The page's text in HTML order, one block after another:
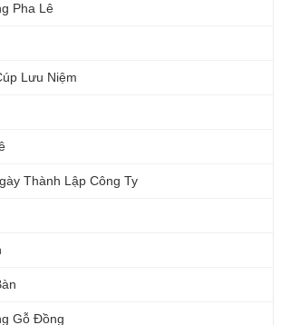
Pha Lê
Lưu Niệm
Thành Lập Công Ty
Gỗ Đồng